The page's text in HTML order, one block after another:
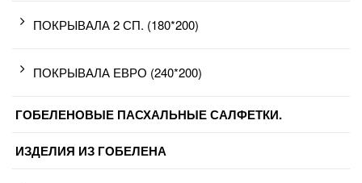
ПОКРЫВАЛА 2 СП. (180*200)
ПОКРЫВАЛА ЕВРО (240*200)
ГОБЕЛЕНОВЫЕ ПАСХАЛЬНЫЕ САЛФЕТКИ.
ИЗДЕЛИЯ ИЗ ГОБЕЛЕНА